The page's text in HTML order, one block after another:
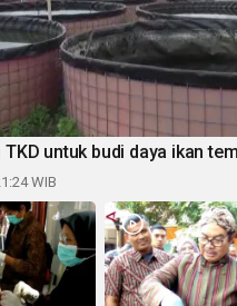
untuk budi daya ikan
WIB